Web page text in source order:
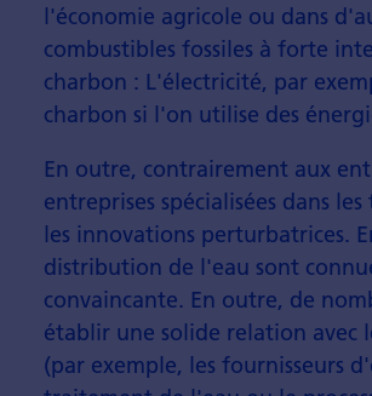
l'économie agricole ou dans
combustibles fossiles à forte
charbon : L'électricité, par
charbon si l'on utilise des
En outre, contrairement aux
entreprises spécialisées dans
les innovations perturbatrices.
distribution de l'eau sont
convaincante. En outre, de
établir une solide relation avec
(par exemple, les fournisseurs